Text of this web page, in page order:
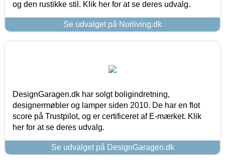
og den rustikke stil. Klik her for at se deres udvalg.
Se udvalget på Norliving.dk
DesignGaragen.dk har solgt boligindretning,
designermøbler og lamper siden 2010. De har en flot
score på Trustpilot, og er certificeret af E-mærket. Klik
her for at se deres udvalg.
Se udvalget på DesignGaragen.dk